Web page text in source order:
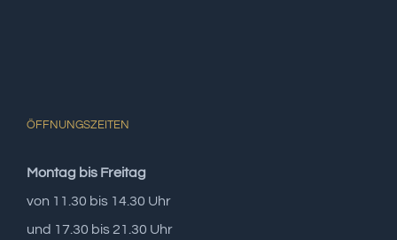
ÖFFNUNGSZEITEN
Montag bis Freitag
von 11.30 bis 14.30 Uhr
und 17.30 bis 21.30 Uhr